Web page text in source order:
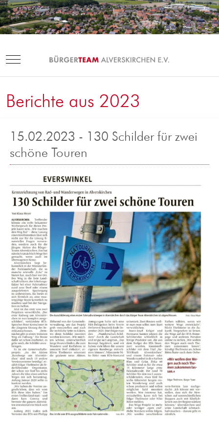
Mobile Menu Toggle
Berichte aus 2023
15.02.2023 - 130 Schilder für zwei
schöne Touren